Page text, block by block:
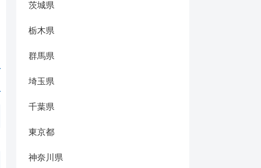
茨城県
栃木県
群馬県
埼玉県
千葉県
東京都
神奈川県